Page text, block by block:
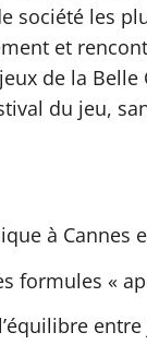
les
et
de la
du jeu,
à Cannes
formules «